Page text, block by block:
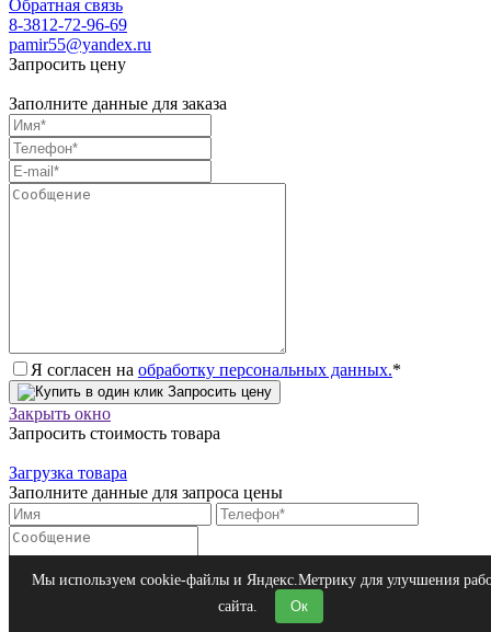
Обратная связь
8-3812-72-96-69
pamir55@yandex.ru
Запросить цену
Заполните данные для заказа
Я согласен на обработку персональных данных.*
Запросить цену
Закрыть окно
Запросить стоимость товара
Загрузка товара
Заполните данные для запроса цены
Я согласен на обработку персональных данных.*
Запросить цену
Мы используем cookie-файлы и Яндекс.Метрику для улучшения
сайта.
Ок